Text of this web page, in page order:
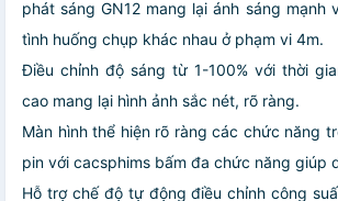
phát sáng GN12 mang lại ánh sáng mạnh
tình huống chụp khác nhau ở phạm vi 4m.
Điều chỉnh độ sáng từ 1-100% với thời
cao mang lại hình ảnh sắc nét, rõ ràng.
Màn hình thể hiện rõ ràng các chức năng
pin với cacsphims bấm đa chức năng giúp
Hỗ trợ chế độ tự động điều chỉnh công